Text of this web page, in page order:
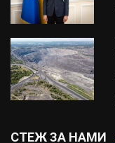
СТЕЖ ЗА НАМИ